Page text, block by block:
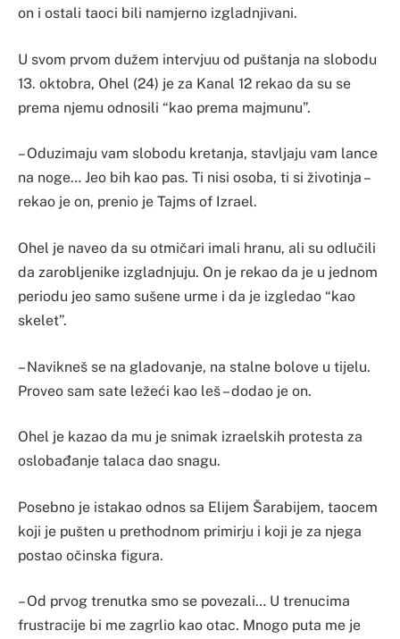
on i ostali taoci bili namjerno izgladnjivani.
U svom prvom dužem intervjuu od puštanja na slobodu
13. oktobra, Ohel (24) je za Kanal 12 rekao da su se
prema njemu odnosili “kao prema majmunu”.
– Oduzimaju vam slobodu kretanja, stavljaju vam lance
na noge… Jeo bih kao pas. Ti nisi osoba, ti si životinja –
rekao je on, prenio je Tajms of Izrael.
Ohel je naveo da su otmičari imali hranu, ali su odlučili
da zarobljenike izgladnjuju. On je rekao da je u jednom
periodu jeo samo sušene urme i da je izgledao “kao
skelet”.
– Navikneš se na gladovanje, na stalne bolove u tijelu.
Proveo sam sate ležeći kao leš – dodao je on.
Ohel je kazao da mu je snimak izraelskih protesta za
oslobađanje talaca dao snagu.
Posebno je istakao odnos sa Elijem Šarabijem, taocem
koji je pušten u prethodnom primirju i koji je za njega
postao očinska figura.
– Od prvog trenutka smo se povezali… U trenucima
frustracije bi me zagrlio kao otac. Mnogo puta me je